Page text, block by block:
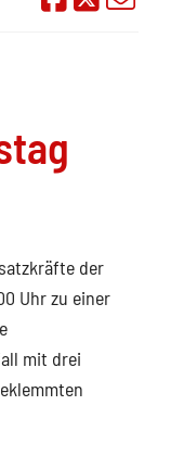
der
Uhr zu einer
mit drei